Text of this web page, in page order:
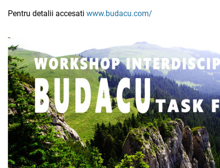
Pentru detalii accesati www.budacu.com/